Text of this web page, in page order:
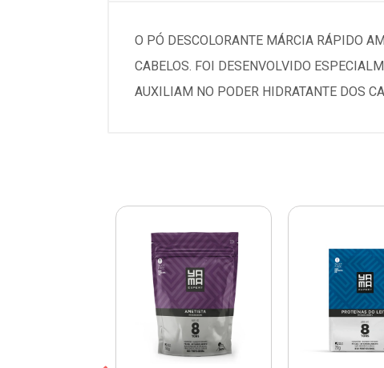
O PÓ DESCOLORANTE MÁRCIA RÁPIDO
CABELOS. FOI DESENVOLVIDO
AUXILIAM NO PODER HIDRATANTE DOS